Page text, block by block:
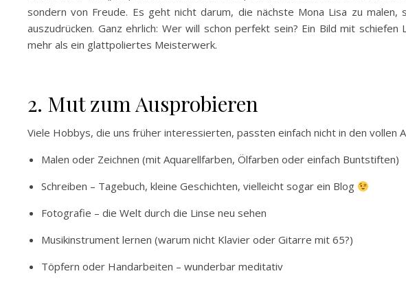
sondern von Freude. Es geht nicht darum, die nächste Mona Lisa zu
auszudrücken. Ganz ehrlich: Wer will schon perfekt sein? Ein Bild mit
mehr als ein glattpoliertes Meisterwerk.
2. Mut zum Ausprobieren
Viele Hobbys, die uns früher interessierten, passten einfach nicht in den vollen
Malen oder Zeichnen (mit Aquarellfarben, Ölfarben oder einfach Buntstiften)
Schreiben – Tagebuch, kleine Geschichten, vielleicht sogar ein Blog
Fotografie – die Welt durch die Linse neu sehen
Musikinstrument lernen (warum nicht Klavier oder Gitarre mit 65?)
Töpfern oder Handarbeiten – wunderbar meditativ